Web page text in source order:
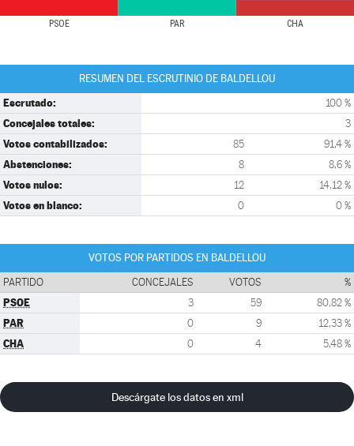
PSOE PAR CHA
RESUMEN DEL ESCRUTINIO DE BALDELLOU
Escrutado: 100 %
Concejales totales: 3
Votos contabilizados: 85 91,4 %
Abstenciones: 8 8,6 %
Votos nulos: 12 14,12 %
Votos en blanco: 0 0 %
VOTOS POR PARTIDOS EN BALDELLOU
PARTIDO CONCEJALES VOTOS %
PSOE 3 59 80,82 %
PAR 0 9 12,33 %
CHA 0 4 5,48 %
Descárgate los datos en xml